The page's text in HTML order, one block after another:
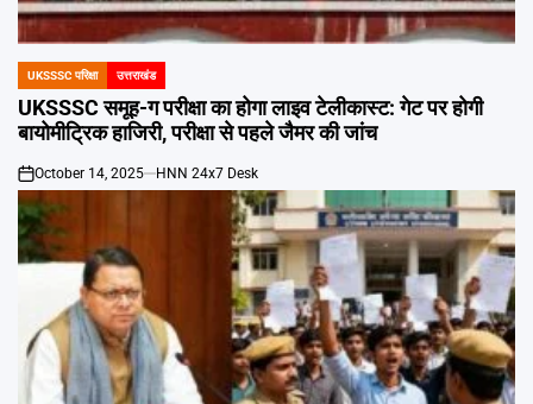
POSTED
IN
UKSSSC परिक्षा उत्तराखंड
UKSSSC समूह-ग परीक्षा का होगा लाइव टेलीकास्ट: गेट पर होगी
बायोमीट्रिक हाजिरी, परीक्षा से पहले जैमर की जांच
on
October 14, 2025 HNN 24x7 Desk